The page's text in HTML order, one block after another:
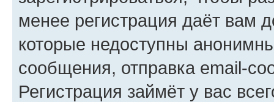
менее регистрация даёт вам
которые недоступны
сообщения, отправка email-
Регистрация займёт у вас